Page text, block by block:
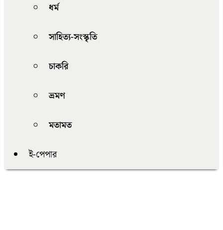
ধর্ম
সাহিত্য-সংস্কৃতি
চাকরি
ভ্রমণ
মতামত
ই-পেপার